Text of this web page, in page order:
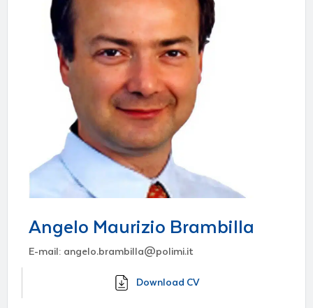
Angelo Maurizio Brambilla
E-mail: angelo.brambilla@polimi.it
Download CV